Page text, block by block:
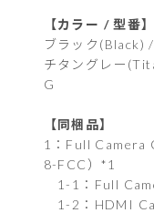
【カラー / 型番】
ブラック(Black)
チタングレー
G
【同梱品】
1：Full Camera
8-FCC）*1
1-1：Full
1-2：HDMI